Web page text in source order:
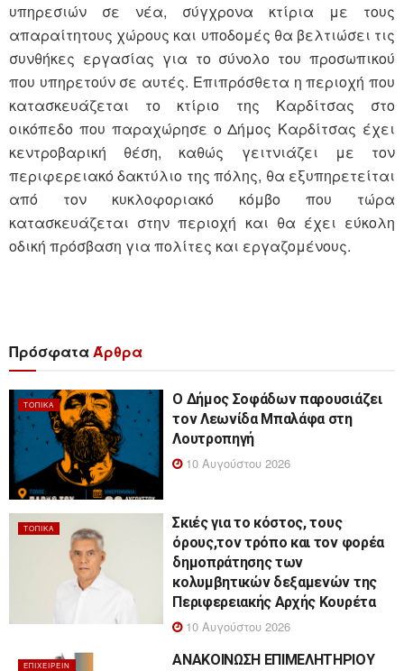
υπηρεσιών σε νέα, σύγχρονα κτίρια με τους
απαραίτητους χώρους και υποδομές θα βελτιώσει τις
συνθήκες εργασίας για το σύνολο του προσωπικού
που υπηρετούν σε αυτές. Επιπρόσθετα η περιοχή που
κατασκευάζεται το κτίριο της Καρδίτσας στο
οικόπεδο που παραχώρησε ο Δήμος Καρδίτσας έχει
κεντροβαρική θέση, καθώς γειτνιάζει με τον
περιφερειακό δακτύλιο της πόλης, θα εξυπηρετείται
από τον κυκλοφοριακό κόμβο που τώρα
κατασκευάζεται στην περιοχή και θα έχει εύκολη
οδική πρόσβαση για πολίτες και εργαζομένους.
ΠρόσφαταΆρθρα
ΤΟΠΙΚΆ
Ο Δήμος Σοφάδων παρουσιάζει
τον Λεωνίδα Μπαλάφα στη
Λουτροπηγή
10 Αυγούστου 2026
ΤΟΠΙΚΆ
Σκιές για το κόστος, τους
όρους,τον τρόπο και τον φορέα
δημοπράτησης των
κολυμβητικών δεξαμενών της
Περιφερειακής Αρχής Κουρέτα
10 Αυγούστου 2026
ΕΠΙΧΕΙΡΕΊΝ ΑΝΑΚΟΙΝΩΣΗ ΕΠΙΜΕΛΗΤΗΡΙΟΥ